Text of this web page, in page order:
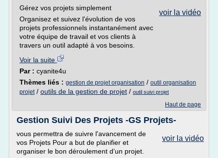
voir la vidéo
Gérez vos projets simplement
Organisez et suivez l'évolution de vos
projets professionnels instantanément avec
votre équipe de travail et vos clients à
travers un outil adapté à vos besoins.
Voir la suite
Par : cyanite4u
Thèmes liés : gestion de projet organisation / outil organisation
projet/ outils de la gestion de projet / outil suivi projet
Haut de page
Gestion Suivi Des Projets -GS Projets-
voir la vidéo
vous permettra de suivre l'avancement de
vos Projets Pour a but de planifier et
organiser le bon déroulement d’un projet.